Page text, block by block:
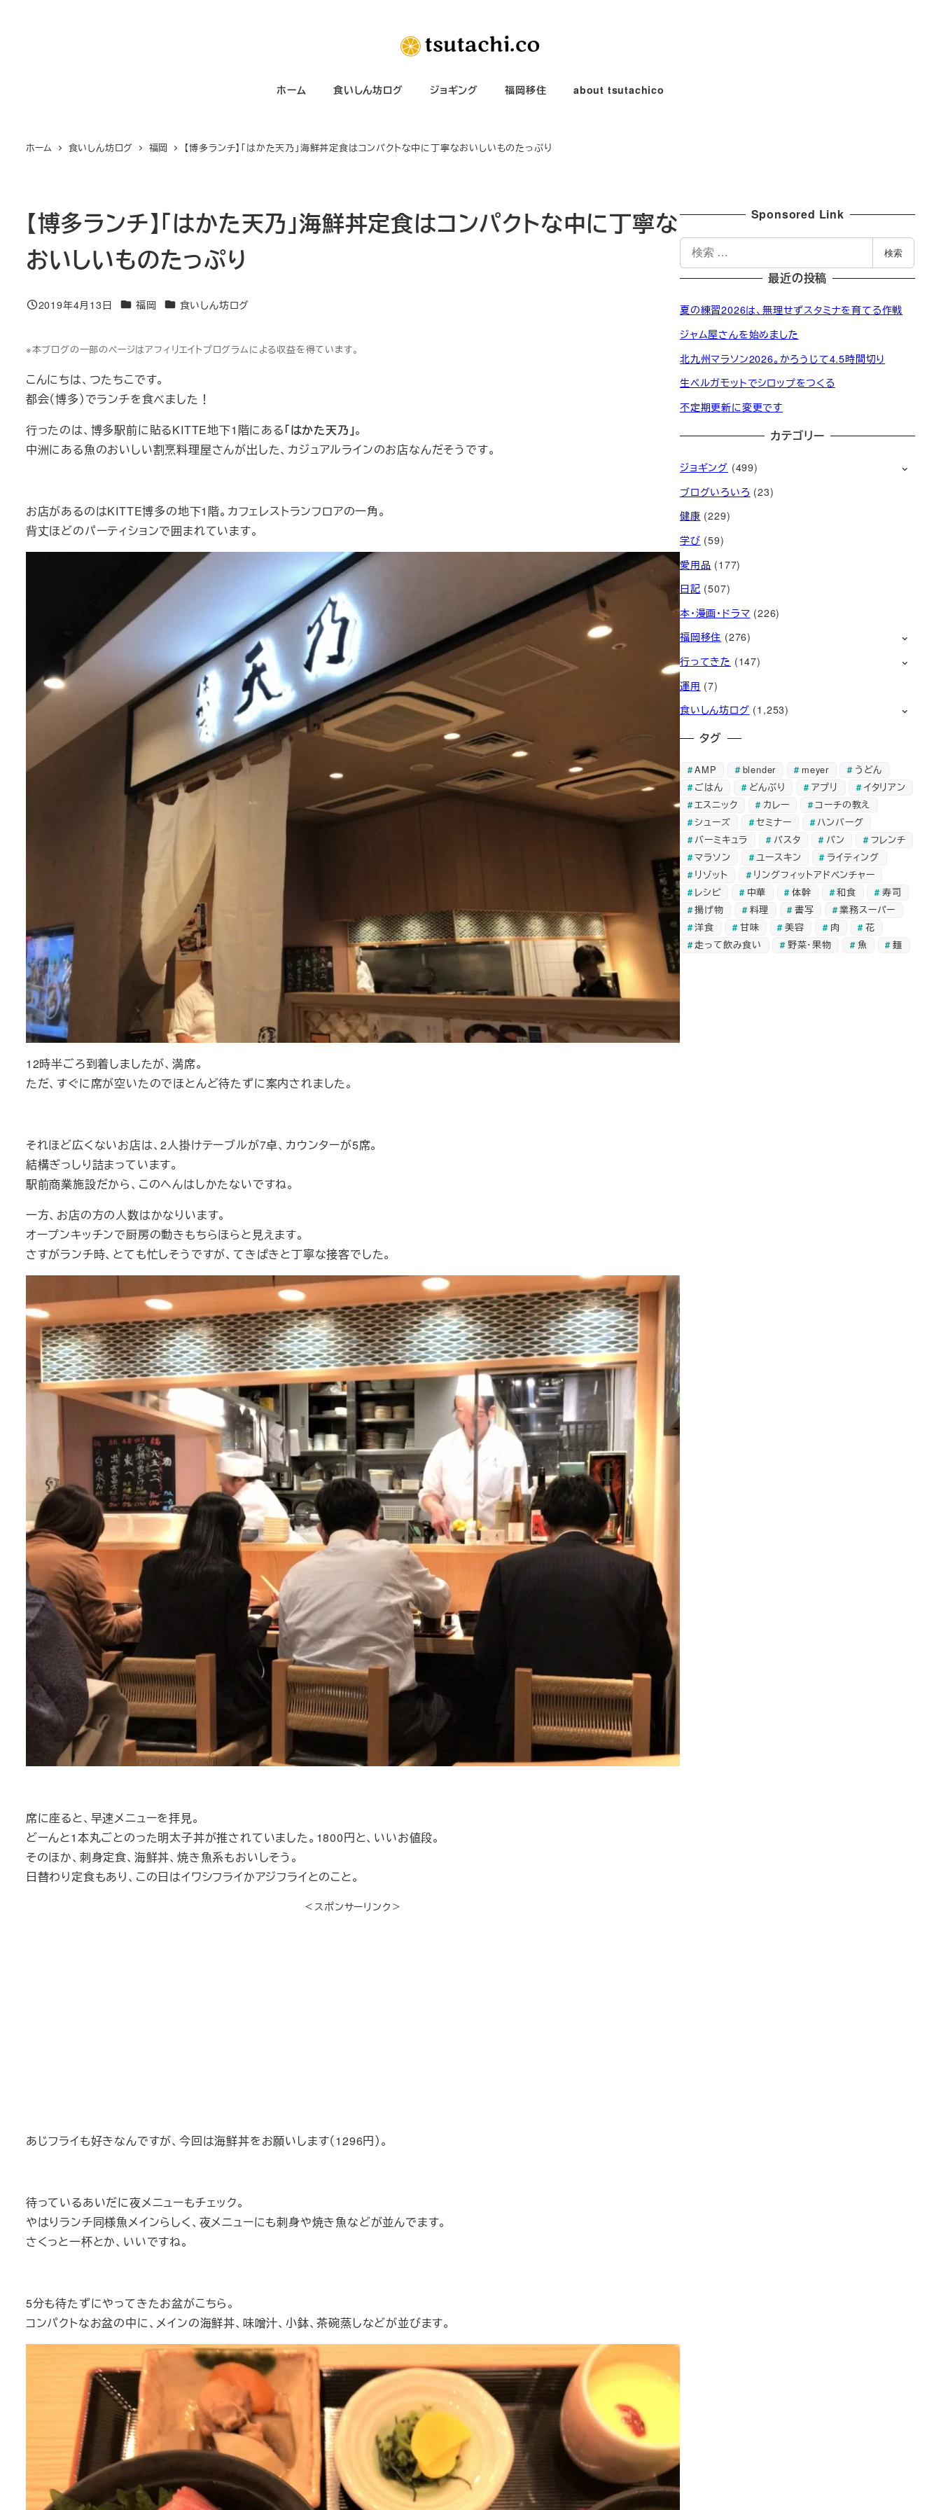
ホーム 食いしん坊ログ ジョギング 福岡移住 about tsutachico
ホーム 食いしん坊ログ 福岡 【博多ランチ】「はかた天乃」海鮮丼定食はコンパクトな中に丁寧なおいしいものたっぷり
【博多ランチ】「はかた天乃」海鮮丼定食はコンパクトな中に丁寧な
おいしいものたっぷり
投稿日
2019年4月13日 カテゴリー
福岡 カテゴリー
食いしん坊ログ
※本ブログの一部のページはアフィリエイトプログラムによる収益を得ています。
こんにちは、つたちこです。
都会（博多）でランチを食べました！
行ったのは、博多駅前に貼るKITTE地下1階にある「はかた天乃」。
中洲にある魚のおいしい割烹料理屋さんが出した、カジュアルラインのお店なんだそうです。
お店があるのはKITTE博多の地下1階。カフェレストランフロアの一角。
背丈ほどのパーティションで囲まれています。
12時半ごろ到着しましたが、満席。
ただ、すぐに席が空いたのでほとんど待たずに案内されました。
それほど広くないお店は、2人掛けテーブルが7卓、カウンターが5席。
結構ぎっしり詰まっています。
駅前商業施設だから、このへんはしかたないですね。
一方、お店の方の人数はかなりいます。
オープンキッチンで厨房の動きもちらほらと見えます。
さすがランチ時、とても忙しそうですが、てきぱきと丁寧な接客でした。
席に座ると、早速メニューを拝見。
どーんと1本丸ごとのった明太子丼が推されていました。1800円と、いいお値段。
そのほか、刺身定食、海鮮丼、焼き魚系もおいしそう。
日替わり定食もあり、この日はイワシフライかアジフライとのこと。
＜スポンサーリンク＞
あじフライも好きなんですが、今回は海鮮丼をお願いします（1296円）。
待っているあいだに夜メニューもチェック。
やはりランチ同様魚メインらしく、夜メニューにも刺身や焼き魚などが並んでます。
さくっと一杯とか、いいですね。
5分も待たずにやってきたお盆がこちら。
コンパクトなお盆の中に、メインの海鮮丼、味噌汁、小鉢、茶碗蒸しなどが並びます。
Sponsored Link
索
検索
最近の投稿
夏の練習2026は、無理せずスタミナを育てる作戦
ジャム屋さんを始めました
北九州マラソン2026。かろうじて4.5時間切り
生ベルガモットでシロップをつくる
不定期更新に変更です
カテゴリー
ジョギング (499)
ブログいろいろ (23)
健康 (229)
学び (59)
愛用品 (177)
日記 (507)
本・漫画・ドラマ (226)
福岡移住 (276)
行ってきた (147)
運用 (7)
食いしん坊ログ (1,253)
タグ
AMP blender meyer
うどん
ごはん
どんぶり アプリ
イタリアン
エスニック
カレー
コーチの教え
シューズ
セミナー
ハンバーグ
バーミキュラ
パスタ パン
フレンチ
マラソン
ユースキン
ライティング
リゾット
リングフィットアドベンチャー
レシピ
中華 体幹 和食
寿司
揚げ物
料理 書写
業務スーパー
洋食
甘味 美容 肉
花
走って飲み食い
野菜・果物 魚 麺